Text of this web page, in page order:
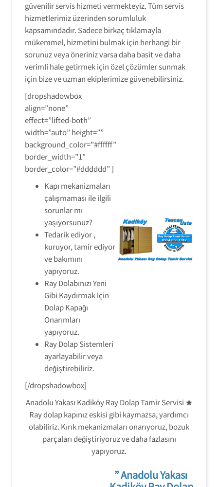
güvenilir servis hizmeti vermekteyiz. Tüm servis
hizmetlerimiz üzerinden sorumluluk
kapsamındadır. Sadece birkaç tıklamayla
mükemmel, hizmetini bulmak için herhangi bir
sorunuz veya öneriniz varsa daha basit ve daha
verimli hale getirmek için özel çözümler sunmak
için bize ve uzman ekiplerimize güvenebilirsiniz.
[dropshadowbox
align=”none”
effect=”lifted-both”
width=”auto” height=””
background_color=”#ffffff”
border_width=”1″
border_color=”#dddddd” ]
Kapı mekanizmaları
çalışmaması ile ilgili
sorunlar mı
yaşıyorsunuz?
Tedarik ediyor ,
kuruyor, tamir ediyor
ve bakımını
yapıyoruz.
Ray Dolabınızı Yeni
Gibi Kaydırmak İçin
Dolap Kapağı
Onarımları
yapıyoruz.
Ray Dolap Sistemleri
ayarlayabilir veya
değiştirebiliriz.
[/dropshadowbox]
Anadolu Yakası Kadiköy Ray Dolap Tamir Servisi ★
Ray dolap kapınız eskisi gibi kaymazsa, yardımcı
olabiliriz. Kırık mekanizmaları onarıyoruz, bozuk
parçaları değiştiriyoruz ve daha fazlasını
yapıyoruz.
” Anadolu Yakası